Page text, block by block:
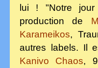
lui ! "Notre
production de
Karameikos,
autres labels. Il
Kanivo Chaos,